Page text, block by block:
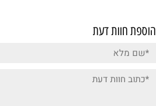
הוספת חוות דעת